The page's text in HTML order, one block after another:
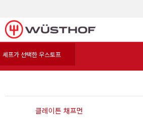
셰프가 선택한 우스토프
클레이튼 채프먼